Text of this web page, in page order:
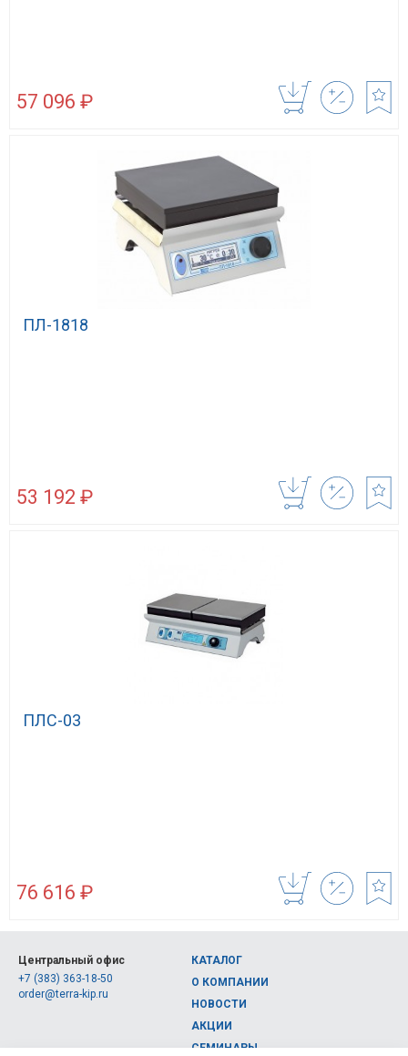
57 096 ₽
ПЛ-1818
53 192 ₽
ПЛС-03
76 616 ₽
Центральный офис
+7 (383) 363-18-50
order@terra-kip.ru
КАТАЛОГ
О КОМПАНИИ
НОВОСТИ
АКЦИИ
СЕМИНАРЫ